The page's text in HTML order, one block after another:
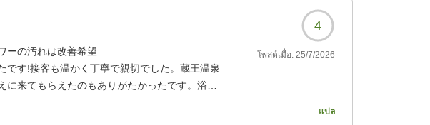
っくり休む事が出来ました!
はこちらから
hotel/voice/7747?
4
ーの汚れは改善希望
です!接客も温かく丁寧で親切でした。蔵王温泉
に来てもらえたのもありがたかったです。浴室
โพสต์เมื่อ: 25/7/2026
แปล